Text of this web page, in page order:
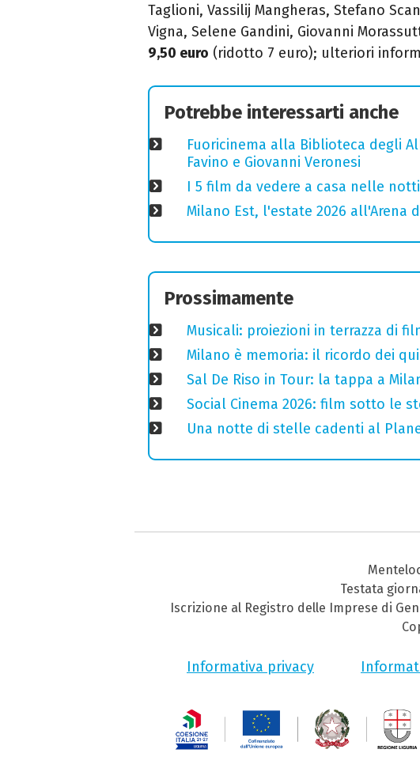
Taglioni, Vassilij Mangheras, Stefano
Vigna, Selene Gandini, Giovanni
9,50 euro (ridotto 7 euro); ulteriori
Potrebbe interessarti anche
Fuoricinema alla Biblioteca degli
Favino e Giovanni Veronesi
I 5 film da vedere a casa nelle
Milano Est, l'estate 2026
Prossimamente
Musicali: proiezioni in terrazza di
Milano è memoria: il ricordo dei
Sal De Riso in Tour: la tappa a
Social Cinema 2026: film sotto le
Una notte di stelle cadenti al
Testata
Iscrizione al Registro delle Imprese di
Informativa privacy